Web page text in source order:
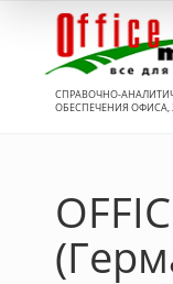
СПРАВОЧНО-
ОБЕСПЕЧЕНИЯ ОФИСА,